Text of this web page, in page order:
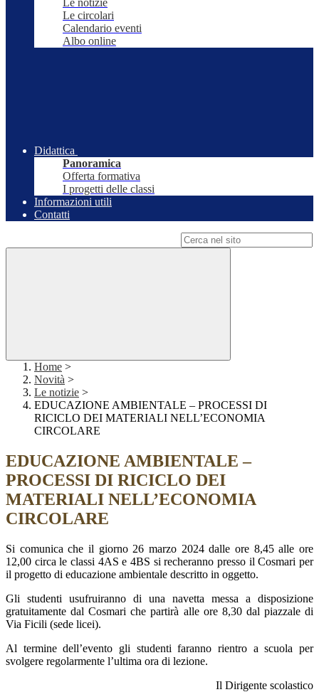
Le notizie
Le circolari
Calendario eventi
Albo online
Didattica
Panoramica
Offerta formativa
I progetti delle classi
Informazioni utili
Contatti
Home >
Novità >
Le notizie >
EDUCAZIONE AMBIENTALE – PROCESSI DI
RICICLO DEI MATERIALI NELL’ECONOMIA
CIRCOLARE
EDUCAZIONE AMBIENTALE –
PROCESSI DI RICICLO DEI
MATERIALI NELL’ECONOMIA
CIRCOLARE
Si comunica che il giorno 26 marzo 2024 dalle ore 8,45 alle ore
12,00 circa le classi 4AS e 4BS si recheranno presso il Cosmari per
il progetto di educazione ambientale descritto in oggetto.
Gli studenti usufruiranno di una navetta messa a disposizione
gratuitamente dal Cosmari che partirà alle ore 8,30 dal piazzale di
Via Ficili (sede licei).
Al termine dell’evento gli studenti faranno rientro a scuola per
svolgere regolarmente l’ultima ora di lezione.
Il Dirigente scolastico